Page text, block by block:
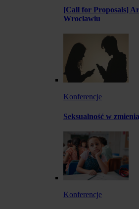
[Call for Proposals]
Wrocławiu
Konferencje
Seksualność w
Konferencje